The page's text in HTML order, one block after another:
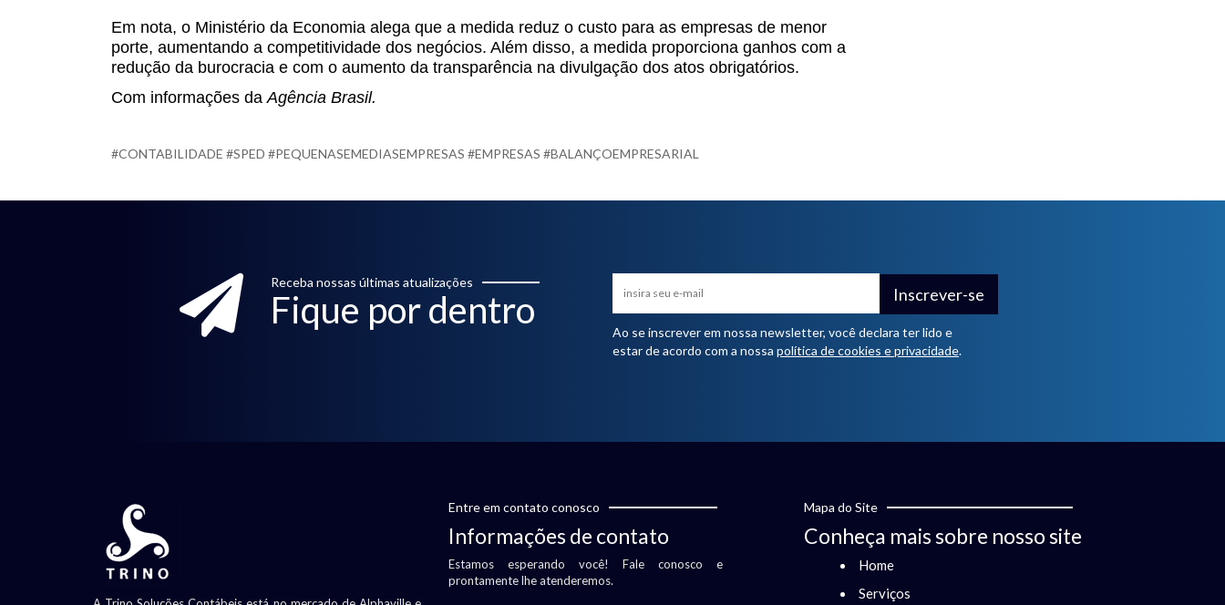
Em nota, o Ministério da Economia alega que a medida reduz o custo para as empresas de menor
porte, aumentando a competitividade dos negócios. Além disso, a medida proporciona ganhos com a
redução da burocracia e com o aumento da transparência na divulgação dos atos obrigatórios.
Com informações da Agência Brasil.
#CONTABILIDADE #SPED #PEQUENASEMEDIASEMPRESAS #EMPRESAS #BALANÇOEMPRESARIAL
Receba nossas últimas atualizações
Fique por dentro Inscrever-se
Ao se inscrever em nossa newsletter, você declara ter lido e
estar de acordo com a nossa política de cookies e privacidade.
Entre em contato conosco
Informações de contato
Estamos esperando você! Fale conosco e
prontamente lhe atenderemos.
Mapa do Site
Conheça mais sobre nosso site
Home
Serviços